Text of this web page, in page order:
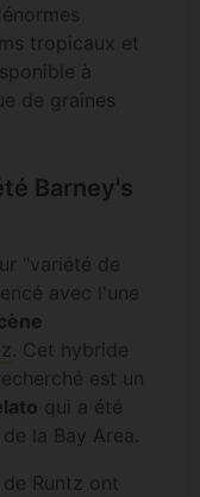
tropicaux et
à
de graines
Barney's
"variété de
avec l'une
. Cet hybride
est un
qui a été
la Bay Area.
de Runtz ont